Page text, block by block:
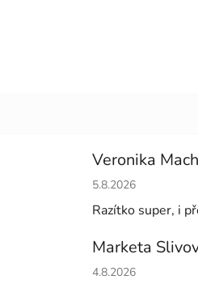
Veronika
Hodnocení
5.8.2026
Razítko super, i
Marketa
Hodnocení
4.8.2026